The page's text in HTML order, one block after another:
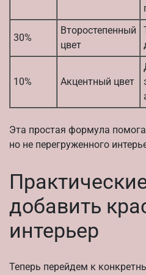
30%
Второстепенный
цвет
10% Акцентный цвет
Эта простая формула
но не перегруженного
добавить
интерьер
Теперь перейдем к